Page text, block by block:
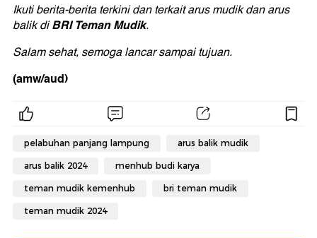
Ikuti berita-berita terkini dan terkait arus mudik dan arus
balik diBRI Teman Mudik.
Salam sehat, semoga lancar sampai tujuan.
(amw/aud)
pelabuhan panjang lampung arus balik mudik
arus balik 2024 menhub budi karya
teman mudik kemenhub bri teman mudik
teman mudik 2024